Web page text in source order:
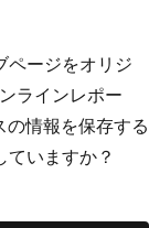
ージをオリジ
ラインレポー
の情報を保存する
ていますか？